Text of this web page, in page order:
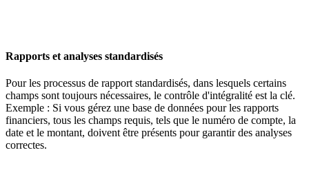
Rapports et analyses standardisés
Pour les processus de rapport standardisés, dans lesquels certains
champs sont toujours nécessaires, le contrôle d'intégralité est la clé.
Exemple : Si vous gérez une base de données pour les rapports
financiers, tous les champs requis, tels que le numéro de compte, la
date et le montant, doivent être présents pour garantir des analyses
correctes.